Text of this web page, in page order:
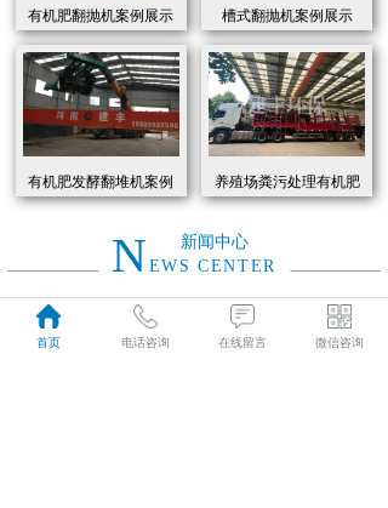
有机肥翻抛机案例展示 槽式翻抛机案例展示
有机肥发酵翻堆机案例
展示
养殖场粪污处理有机肥
发酵罐 履带式有机肥翻
新闻中心
N EWS CENTER
2026
首页 电话咨询 在线留言 微信咨询